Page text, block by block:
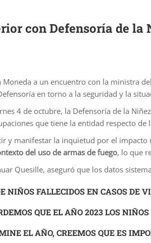
con Defensoría de la
Moneda a un encuentro con la ministra
en torno a la seguridad y la
4 de octubre, la Defensoría de la
que tiene la entidad respecto de
y manifestar la inquietud por el impacto
del uso de armas de fuego, lo que
Quesille, aseguró que los datos
NIÑOS FALLECIDOS EN CASOS DE
QUEEL AÑO 2023 LOS
EL AÑO, CREEMOS QUE ES